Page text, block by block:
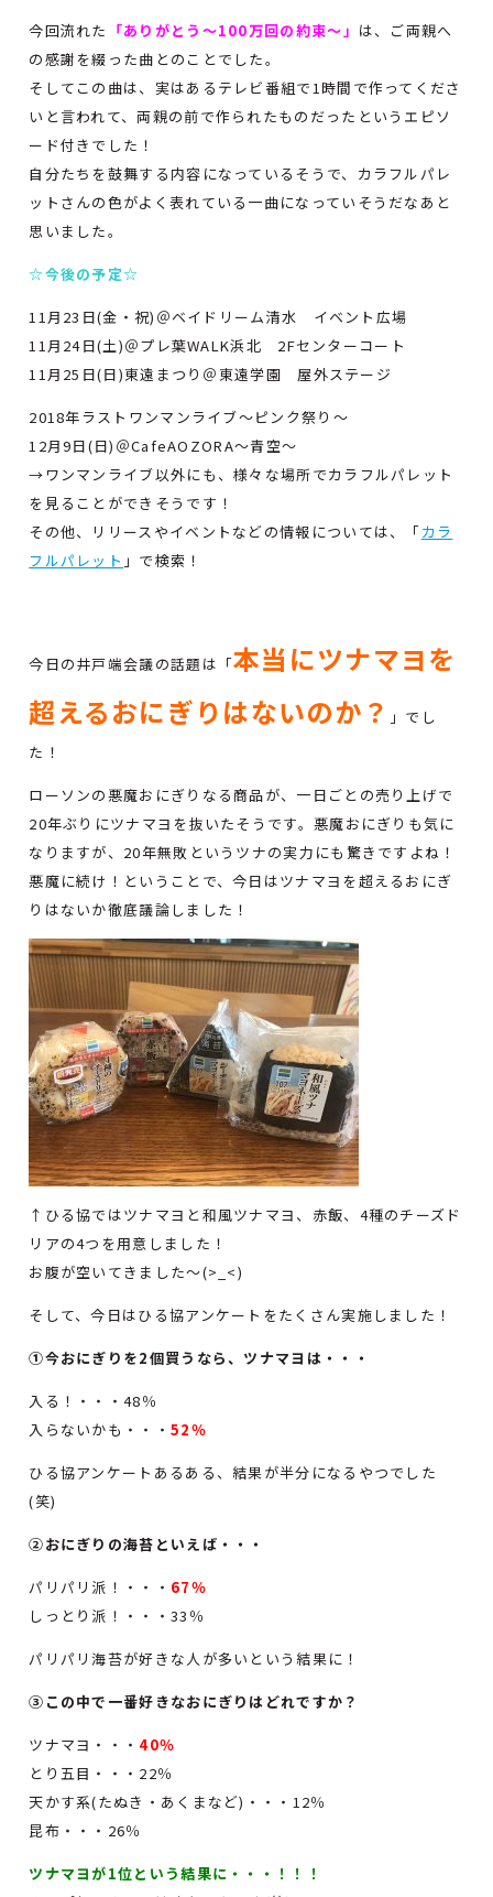
今回流れた 「ありがとう～100万回の約束～」 は、ご両親へ
の感謝を綴った曲とのことでした。
そしてこの曲は、実はあるテレビ番組で1時間で作ってくださ
いと言われて、両親の前で作られたものだったというエピソ
ード付きでした！
自分たちを鼓舞する内容になっているそうで、カラフルパレ
ットさんの色がよく表れている一曲になっていそうだなあと
思いました。
☆今後の予定☆
11月23日(金・祝)＠ベイドリーム清水 イベント広場
11月24日(土)＠プレ葉WALK浜北 2Fセンターコート
11月25日(日)東遠まつり＠東遠学園 屋外ステージ
2018年ラストワンマンライブ～ピンク祭り～
12月9日(日)＠CafeAOZORA～青空～
→ワンマンライブ以外にも、様々な場所でカラフルパレット
を見ることができそうです！
その他、リリースやイベントなどの情報については、「カラ
フルパレット 」で検索！
今日の井戸端会議の話題は「本当にツナマヨを
超えるおにぎりはないのか？ 」でし
た！
ローソンの悪魔おにぎりなる商品が、一日ごとの売り上げで
20年ぶりにツナマヨを抜いたそうです。悪魔おにぎりも気に
なりますが、20年無敗というツナの実力にも驚きですよね！
悪魔に続け！ということで、今日はツナマヨを超えるおにぎ
りはないか徹底議論しました！
↑ひる協ではツナマヨと和風ツナマヨ、赤飯、4種のチーズド
リアの4つを用意しました！
お腹が空いてきました～(>_<)
そして、今日はひる協アンケートをたくさん実施しました！
①今おにぎりを2個買うなら、ツナマヨは・・・
入る！・・・48％
入らないかも・・・ 52％
ひる協アンケートあるある、結果が半分になるやつでした
(笑)
②おにぎりの海苔といえば・・・
パリパリ派！・・・ 67％
しっとり派！・・・33％
パリパリ海苔が好きな人が多いという結果に！
③この中で一番好きなおにぎりはどれですか？
ツナマヨ・・・ 40％
とり五目・・・22％
天かす系(たぬき・あくまなど)・・・12％
昆布・・・26％
ツナマヨが1位という結果に・・・！！！